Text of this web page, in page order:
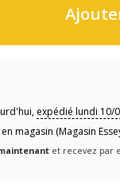
expédié lundi 10/
en magasin (Magasin
et recevez par